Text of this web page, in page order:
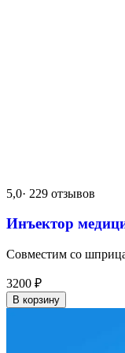
5,0· 229 отзывов
Инъектор
Совместим со
3200 ₽
В корзину